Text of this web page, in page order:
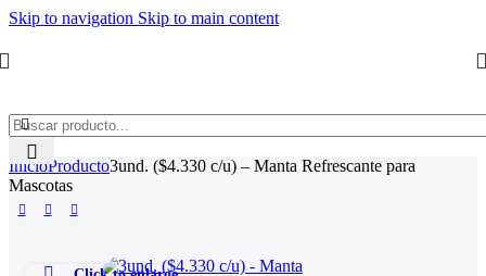
Skip to navigation Skip to main content
InicioProducto3und. ($4.330 c/u) – Manta Refrescante para
Mascotas